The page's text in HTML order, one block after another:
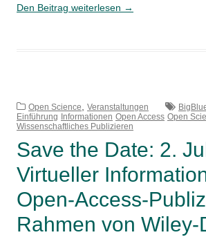
Den Beitrag weiterlesen Kennen
erleichtern
Open
→
Open Science, Veranstaltungen
Einführung Informationen Open Access Open
Wissenschaftliches Publizieren
Save the Date: 2.
Virtueller
Open-Access-
Rahmen von Wiley-